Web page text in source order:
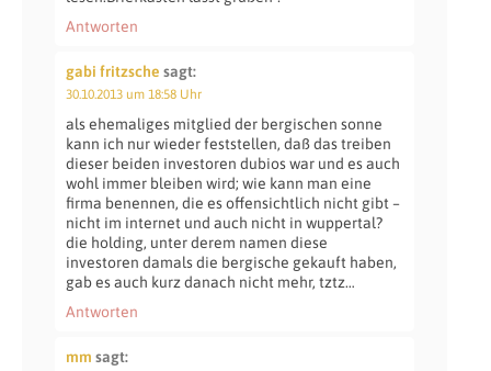
Antworten
gabi fritzsche sagt:
30.10.2013 um 18:58 Uhr
als ehemaliges mitglied der bergischen sonne
kann ich nur wieder feststellen, daß das treiben
dieser beiden investoren dubios war und es auch
wohl immer bleiben wird; wie kann man eine
firma benennen, die es offensichtlich nicht gibt –
nicht im internet und auch nicht in wuppertal?
die holding, unter derem namen diese
investoren damals die bergische gekauft haben,
gab es auch kurz danach nicht mehr, tztz…
Antworten
mm sagt: